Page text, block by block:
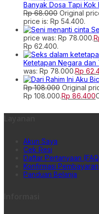
Banyak Dosa Tapi
Rp68.000 Original
price is: Rp 54.400.
price was: Rp 78.000.
Rp 62.400.
Ketetapan Negara dan
was: Rp 78.000.Rp
Rp108.000 Original
Rp 108.000.Rp 86.400
Akun Saya
Cek Resi
Daftar Pertanyaan
Konfirmasi Pembayaran
Panduan Belanja